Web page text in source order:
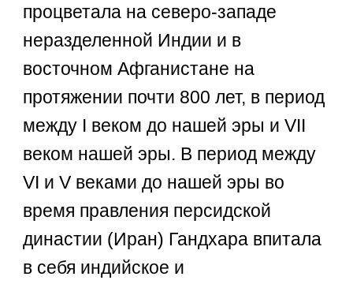
процветала на северо-западе
неразделенной Индии и в
восточном Афганистане на
протяжении почти 800 лет, в период
между I веком до нашей эры и VII
веком нашей эры. В период между
VI и V веками до нашей эры во
время правления персидской
династии (Иран) Гандхара впитала
в себя индийское и